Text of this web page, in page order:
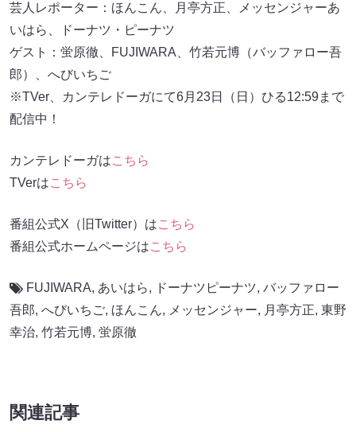
芸人レポーター：ほんこん、月亭方正、メッセンジャーあ
いはら、ドーナツ・ピーナツ
ゲスト：蛍原徹、FUJIWARA、竹若元博（バッファロー吾
郎）、へびいちご
※TVer、カンテレドーガにて6月23日（日）ひる12:59まで
配信中！
カンテレドーガはこちら
TVerはこちら
番組公式X（旧Twitter）はこちら
番組公式ホームページはこちら
FUJIWARA, あいはら, ドーナツピーナツ, バッファロー
吾郎, へびいちご, ほんこん, メッセンジャー, 月亭方正, 東野
幸治, 竹若元博, 蛍原徹
関連記事